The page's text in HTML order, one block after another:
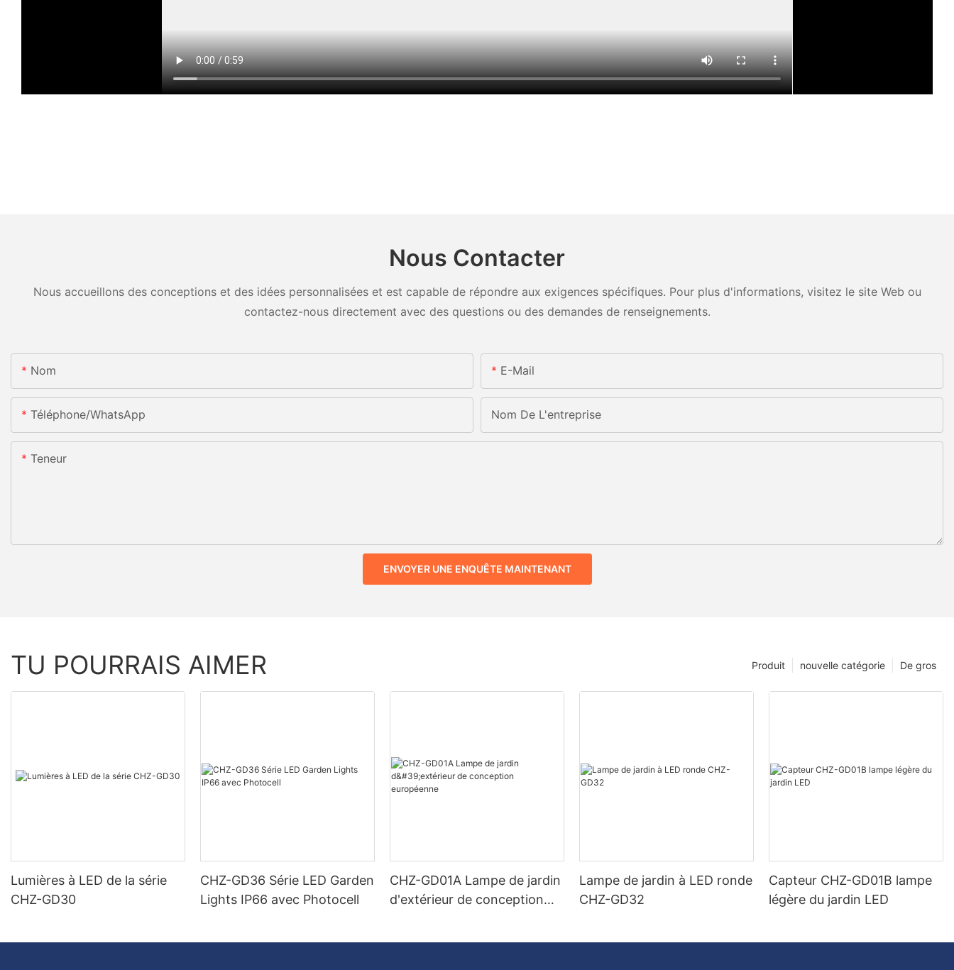
Nous Contacter
Nous accueillons des conceptions et des idées personnalisées et est capable de répondre aux exigences spécifiques. Pour plus d'informations, visitez le site Web ou
contactez-nous directement avec des questions ou des demandes de renseignements.
Nom E-Mail
Téléphone/WhatsApp Nom De L'entreprise
Teneur
ENVOYER UNE ENQUÊTE MAINTENANT
TU POURRAIS AIMER De gros
nouvelle catégorie
Produit
Lumières à LED de la série
CHZ-GD30
CHZ-GD36 Série LED Garden
Lights IP66 avec Photocell
CHZ-GD01A Lampe de jardin
d'extérieur de conception
Lampe de jardin à LED ronde
CHZ-GD32
Capteur CHZ-GD01B lampe
légère du jardin LED